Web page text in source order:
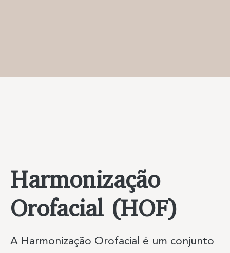
Harmonização
Orofacial (HOF)
A Harmonização Orofacial é um conjunto